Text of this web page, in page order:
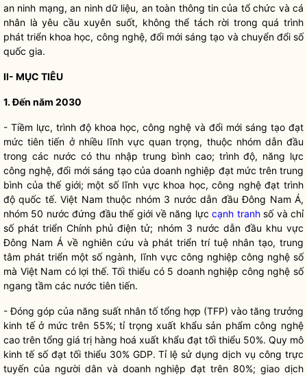
an ninh mạng, an ninh dữ liệu, an toàn thông tin của tổ chức và cá
nhân là yêu cầu xuyên suốt, không thể tách rời trong quá trình
phát triển khoa học, công nghệ, đổi mới sáng tạo và chuyển đổi số
quốc gia.
II- MỤC TIÊU
1. Đến năm 2030
- Tiềm lực, trình độ khoa học, công nghệ và đổi mới sáng tạo đạt
mức tiên tiến ở nhiều lĩnh vực quan trọng, thuộc nhóm dẫn đầu
trong các nước có thu nhập trung bình cao; trình độ, năng lực
công nghệ, đổi mới sáng tạo của doanh nghiệp đạt mức trên trung
bình của thế giới; một số lĩnh vực khoa học, công nghệ đạt trình
độ quốc tế. Việt Nam thuộc nhóm 3 nước dẫn đầu Đông Nam Á,
nhóm 50 nước đứng đầu thế giới về năng lựccạnh tranhsố và chỉ
số phát triển Chính phủ điện tử; nhóm 3 nước dẫn đầu khu vực
Đông Nam Á về nghiên cứu và phát triển trí tuệ nhân tạo, trung
tâm phát triển một số ngành, lĩnh vực công nghiệp công nghệ số
mà Việt Nam có lợi thế. Tối thiểu có 5 doanh nghiệp công nghệ số
ngang tầm các nước tiên tiến.
- Đóng góp của năng suất nhân tố tổng hợp (TFP) vào tăng trưởng
kinh tế ở mức trên 55%; tỉ trọng xuất khẩu sản phẩm công nghệ
cao trên tổng giá trị hàng hoá xuất khẩu đạt tối thiểu 50%. Quy mô
kinh tế số đạt tối thiểu 30% GDP. Tỉ lệ sử dụng dịch vụ công trực
tuyến của người dân và doanh nghiệp đạt trên 80%; giao dịch